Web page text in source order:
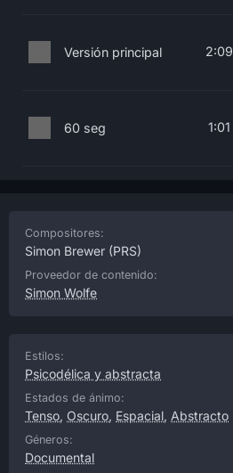
Versión principal 2:09
60 seg 1:01
Compositores:
Simon Brewer (PRS)
Proveedor de contenido:
Simon Wolfe
Estilos:
Psicodélica y abstracta
Estados de ánimo:
Tenso, Oscuro, Espacial, Abstracto
Géneros:
Documental